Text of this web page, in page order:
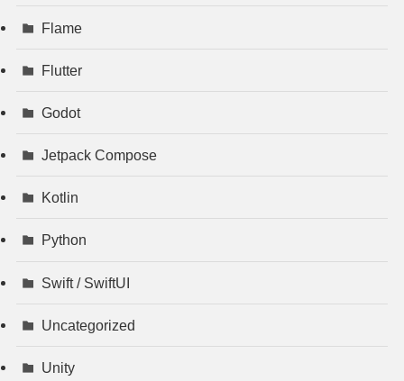
Flame
Flutter
Godot
Jetpack Compose
Kotlin
Python
Swift / SwiftUI
Uncategorized
Unity